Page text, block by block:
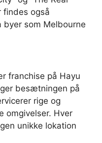
findes også
som Melbourne
franchise på Hayu
besætningen på
rige og
omgivelser. Hver
unikke lokation